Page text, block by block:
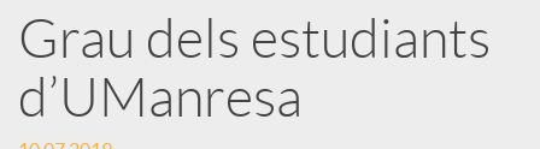
e
s
Grau dels estudiants
d’UManresa